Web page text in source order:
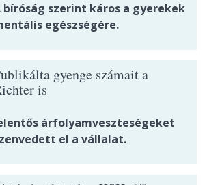
bíróság szerint káros a gyerekek
egészségére.
gyenge számait a
is
árfolyamveszteségeket
el a vállalat.